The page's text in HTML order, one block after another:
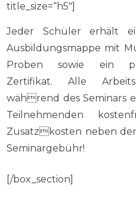
title_size=“h5″]
Jeder Schüler erhält
Ausbildungsmappe mit
Proben sowie ein
Zertifikat. Alle
während des Seminars
Teilnehmenden
Zusatzkosten neben
Seminargebühr!
[/box_section]